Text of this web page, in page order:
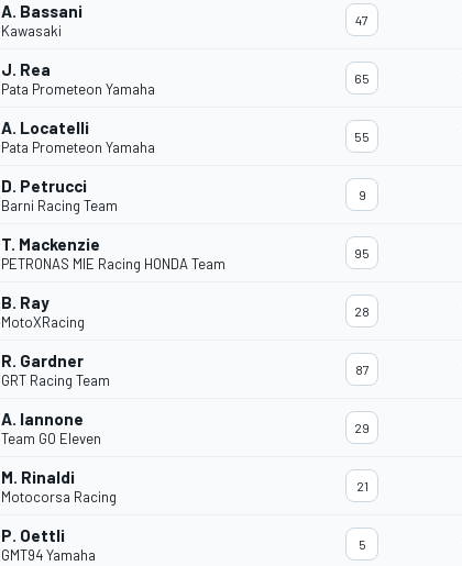
A. Bassani
Kawasaki
47
J. Rea
Pata Prometeon Yamaha
65
A. Locatelli
Pata Prometeon Yamaha
55
D. Petrucci
Barni Racing Team
9
T. Mackenzie
PETRONAS MIE Racing HONDA Team
95
B. Ray
MotoXRacing
28
R. Gardner
GRT Racing Team
87
A. Iannone
Team GO Eleven
29
M. Rinaldi
Motocorsa Racing
21
P. Oettli
GMT94 Yamaha
5